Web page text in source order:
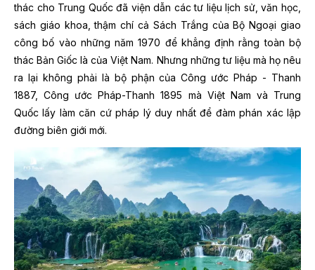
thác cho Trung Quốc đã viện dẫn các tư liệu lịch sử, văn học,
sách giáo khoa, thậm chí cả Sách Trắng của Bộ Ngoại giao
công bố vào những năm 1970 để khẳng định rằng toàn bộ
thác Bản Giốc là của Việt Nam. Nhưng những tư liệu mà họ nêu
ra lại không phải là bộ phận của Công ước Pháp - Thanh
1887, Công ước Pháp-Thanh 1895 mà Việt Nam và Trung
Quốc lấy làm căn cứ pháp lý duy nhất để đàm phán xác lập
đường biên giới mới.